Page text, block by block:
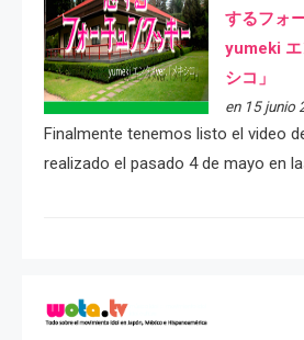
するフォ
yumeki エ
シコ」
en 15 junio
Finalmente tenemos listo el video
realizado el pasado 4 de mayo en